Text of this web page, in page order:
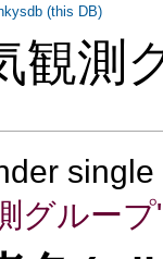
観測
グループ
(this DB)